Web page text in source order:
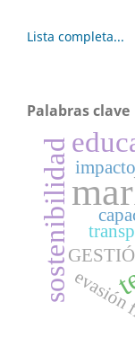
Lista completa...
Palabras clave
sostenibilidad